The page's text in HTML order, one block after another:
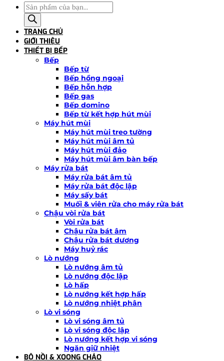
Tìm
kiếm
sản
phẩm
TRANG CHỦ
GIỚI THIỆU
THIẾT BỊ BẾP
Bếp
Bếp từ
Bếp hồng ngoại
Bếp hỗn hợp
Bếp gas
Bếp domino
Bếp từ kết hợp hút mùi
Máy hút mùi
Máy hút mùi treo tường
Máy hút mùi âm tủ
Máy hút mùi đảo
Máy hút mùi âm bàn bếp
Máy rửa bát
Máy rửa bát âm tủ
Máy rửa bát độc lập
Máy sấy bát
Muối & viên rửa cho máy rửa bát
Chậu vòi rửa bát
Vòi rửa bát
Chậu rửa bát âm
Chậu rửa bát dương
Máy huỷ rác
Lò nướng
Lò nướng âm tủ
Lò nướng độc lập
Lò hấp
Lò nướng kết hợp hấp
Lò nướng nhiệt phân
Lò vi sóng
Lò vi sóng âm tủ
Lò vi sóng độc lập
Lò nướng kết hợp vi sóng
Ngăn giữ nhiệt
BỘ NỒI & XOONG CHẢO